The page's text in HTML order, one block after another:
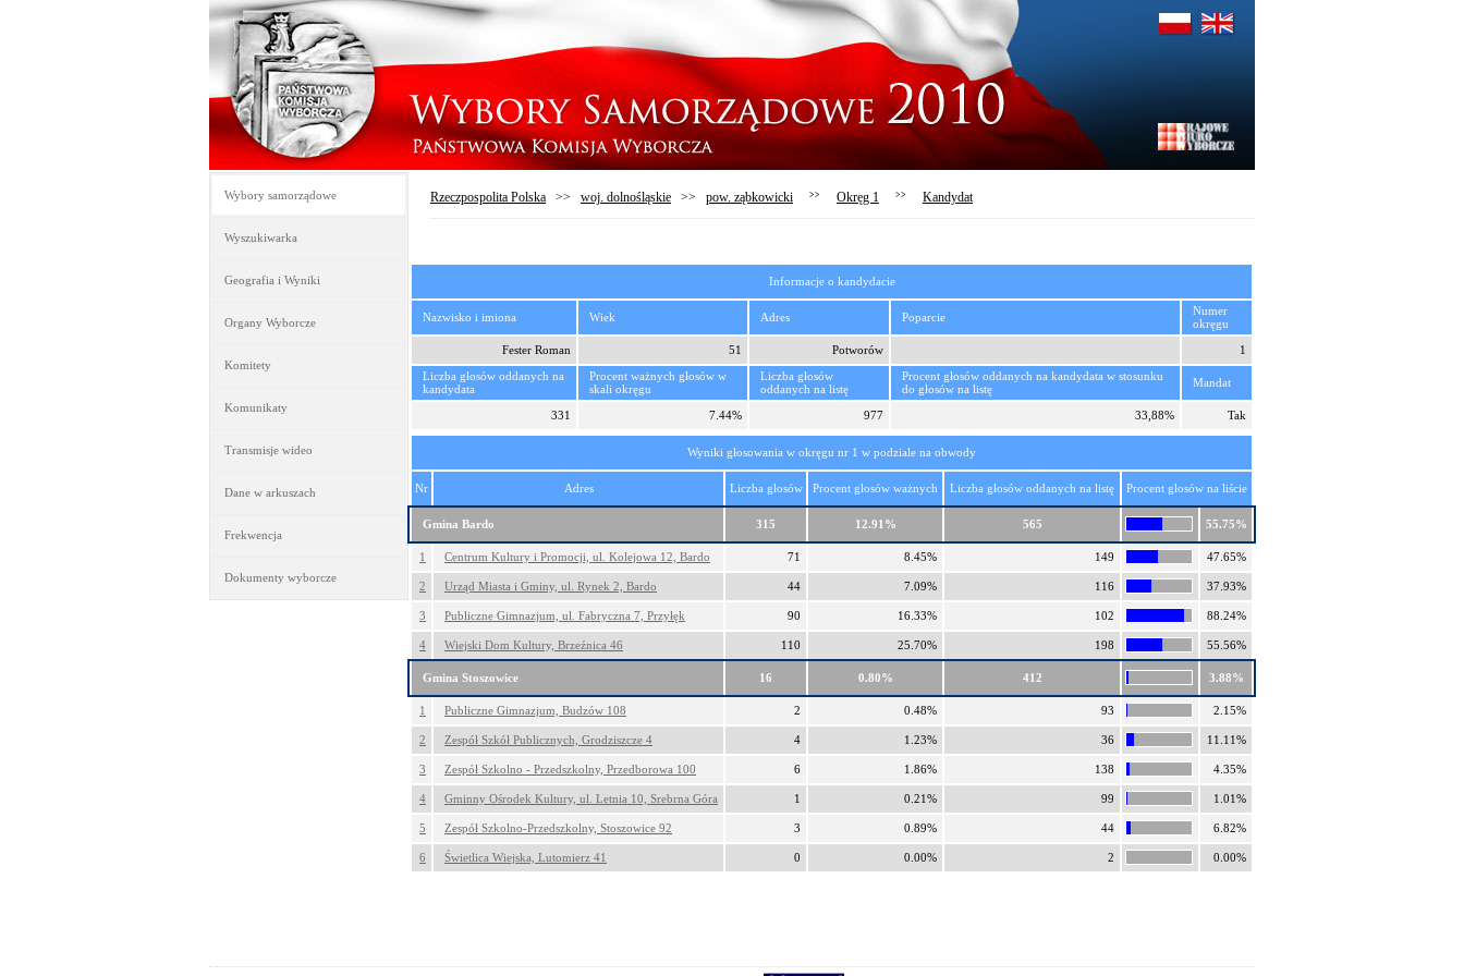
Wybory samorządowe
Wyszukiwarka
Geografia i Wyniki
Organy Wyborcze
Komitety
Komunikaty
Transmisje wideo
Dane w arkuszach
Frekwencja
Dokumenty wyborcze
Rzeczpospolita Polska >> woj. dolnośląskie >> pow. ząbkowicki >> Okręg 1 >> Kandydat
Informacje o kandydacie
Nazwisko i imiona Wiek Adres Poparcie
Numer
okręgu
Fester Roman
51 Potworów
1
Liczba głosów oddanych na
kandydata
Procent ważnych głosów w
skali okręgu
Liczba głosów
oddanych na listę
Procent głosów oddanych na kandydata w stosunku
do głosów na listę
Mandat
331 7.44% 977 33,88% Tak
Wyniki głosowania w okręgu nr 1 w podziale na obwody
Nr Adres Liczba głosów Procent głosów ważnych Liczba głosów oddanych na listę Procent głosów na liście
Gmina Bardo 315 12.91% 565 55.75%
1 Centrum Kultury i Promocji, ul. Kolejowa 12, Bardo 71 8.45% 149 47.65%
2 Urząd Miasta i Gminy, ul. Rynek 2, Bardo 44 7.09% 116 37.93%
3 Publiczne Gimnazjum, ul. Fabryczna 7, Przyłęk 90 16.33% 102 88.24%
4 Wiejski Dom Kultury, Brzeźnica 46 110 25.70% 198 55.56%
Gmina Stoszowice 16 0.80% 412 3.88%
1 Publiczne Gimnazjum, Budzów 108 2 0.48% 93 2.15%
2 Zespół Szkół Publicznych, Grodziszcze 4 4 1.23% 36 11.11%
3 Zespół Szkolno - Przedszkolny, Przedborowa 100 6 1.86% 138 4.35%
4 Gminny Ośrodek Kultury, ul. Letnia 10, Srebrna Góra 1 0.21% 99 1.01%
5 Zespół Szkolno-Przedszkolny, Stoszowice 92 3 0.89% 44 6.82%
6 Świetlica Wiejska, Lutomierz 41 0 0.00% 2 0.00%